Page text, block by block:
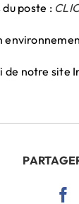
poste :
notre